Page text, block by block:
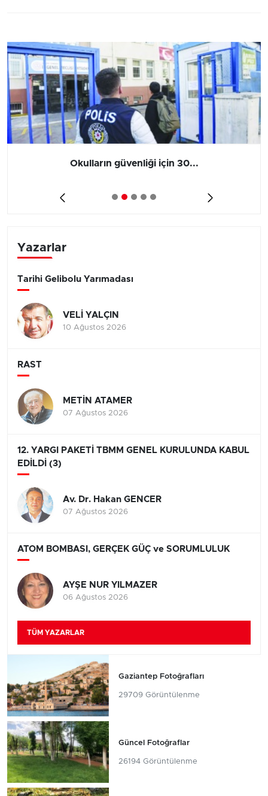
Okulların güvenliği için 30...
Yazarlar
Tarihi Gelibolu Yarımadası
VELİ YALÇIN
10 Ağustos 2026
RAST
METİN ATAMER
07 Ağustos 2026
12. YARGI PAKETİ TBMM GENEL KURULUNDA KABUL
EDİLDİ (3)
Av. Dr. Hakan GENCER
07 Ağustos 2026
ATOM BOMBASI, GERÇEK GÜÇ ve SORUMLULUK
AYŞE NUR YILMAZER
06 Ağustos 2026
TÜM YAZARLAR
Gaziantep Fotoğrafları
29709 Görüntülenme
Güncel Fotoğraflar
26194 Görüntülenme